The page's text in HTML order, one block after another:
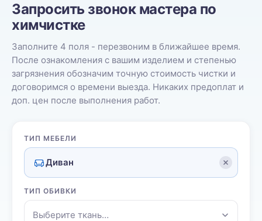
Запросить звонок мастера по
химчистке
Заполните 4 поля - перезвоним в ближайшее время.
После ознакомления с вашим изделием и степенью
загрязнения обозначим точную стоимость чистки и
договоримся о времени выезда. Никаких предоплат и
доп. цен после выполнения работ.
ТИП МЕБЕЛИ
Диван
ТИП ОБИВКИ
Выберите ткань…